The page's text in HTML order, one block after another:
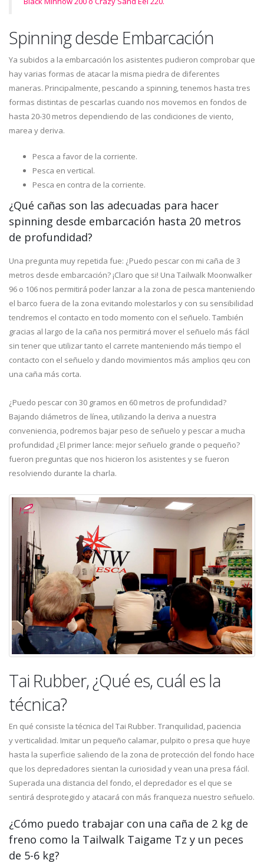
Spinning desde Embarcación
Ya subidos a la embarcación los asistentes pudieron comprobar que
hay varias formas de atacar la misma piedra de diferentes
maneras. Principalmente, pescando a spinning, tenemos hasta tres
formas distintas de pescarlas cuando nos movemos en fondos de
hasta 20-30 metros dependiendo de las condiciones de viento,
marea y deriva.
Pesca a favor de la corriente.
Pesca en vertical.
Pesca en contra de la corriente.
¿Qué cañas son las adecuadas para hacer
spinning desde embarcación hasta 20 metros
de profundidad?
Una pregunta muy repetida fue: ¿Puedo pescar con mi caña de 3
metros desde embarcación? ¡Claro que si! Una Tailwalk Moonwalker
96 o 106 nos permitirá poder lanzar a la zona de pesca manteniendo
el barco fuera de la zona evitando molestarlos y con su sensibilidad
tendremos el contacto en todo momento con el señuelo. También
gracias al largo de la caña nos permitirá mover el señuelo más fácil
sin tener que utilizar tanto el carrete manteniendo más tiempo el
contacto con el señuelo y dando movimientos más amplios qeu con
una caña más corta.
¿Puedo pescar con 30 gramos en 60 metros de profundidad?
Bajando diámetros de línea, utilizando la deriva a nuestra
conveniencia, podremos bajar peso de señuelo y pescar a mucha
profundidad ¿El primer lance: mejor señuelo grande o pequeño?
fueron preguntas que nos hicieron los asistentes y se fueron
resolviendo durante la charla.
Tai Rubber, ¿Qué es, cuál es la
técnica?
En qué consiste la técnica del Tai Rubber. Tranquilidad, paciencia
y verticalidad. Imitar un pequeño calamar, pulpito o presa que huye
hasta la superficie saliendo de la zona de protección del fondo hace
que los depredadores sientan la curiosidad y vean una presa fácil.
Superada una distancia del fondo, el depredador es el que se
sentirá desprotegido y atacará con más franqueza nuestro señuelo.
¿Cómo puedo trabajar con una caña de 2 kg de
freno como la Tailwalk Taigame Tz y un peces
de 5-6 kg?